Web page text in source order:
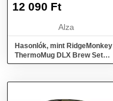
12 090 Ft
Alza
Hasonlók, mint RidgeMonkey
ThermoMug DLX Brew Set
zöld